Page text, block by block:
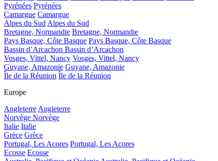
Pyrénées Pyrénées
Camargue Camargue
Alpes du SudAlpes du Sud
Bretagne, Normandie Bretagne, Normandie
Pays Basque, Côte Basque Pays Basque, Côte Basque
Bassin d’Arcachon Bassin d’Arcachon
Vosges, Vittel, Nancy Vosges, Vittel, Nancy
Guyane, Amazonie Guyane, Amazonie
Île de la Réunion Île de la Réunion
Europe
AngleterreAngleterre
Norvège Norvège
Italie Italie
Grèce Grèce
Portugal, Les Acores Portugal, Les Acores
Ecosse Ecosse